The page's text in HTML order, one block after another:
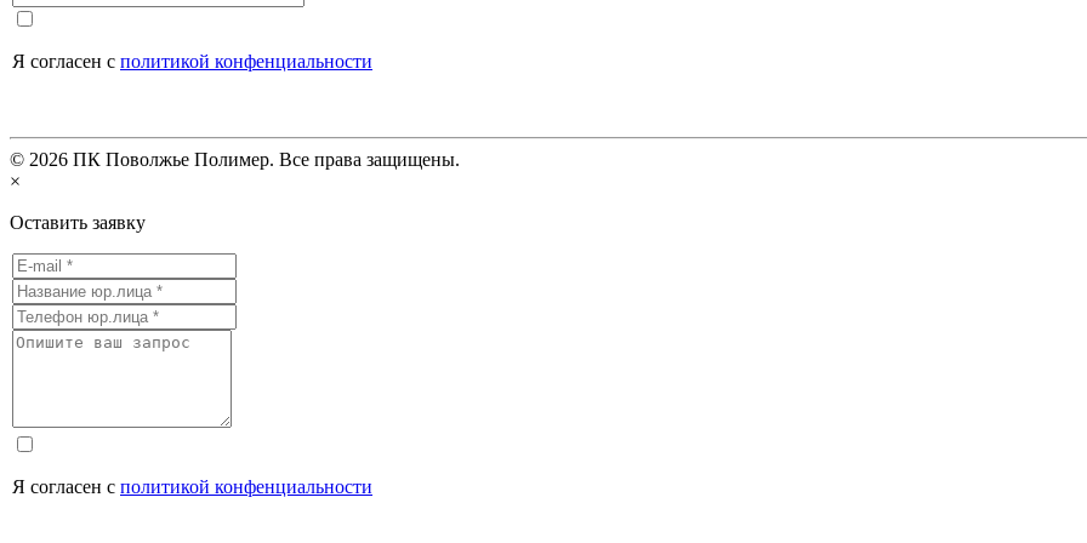
Я согласен с политикой конфенциальности
© 2026 ПК Поволжье Полимер. Все права защищены.
×
Оставить заявку
Я согласен с политикой конфенциальности